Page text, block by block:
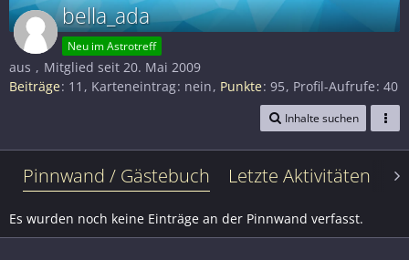
bella_ada
Neu im Astrotreff
aus
Mitglied seit 20. Mai 2009
Beiträge 11 Karteneintrag nein Punkte 95 Profil-Aufrufe 40
Inhalte suchen
Pinnwand / Gästebuch Letzte Aktivitäten
Es wurden noch keine Einträge an der Pinnwand verfasst.